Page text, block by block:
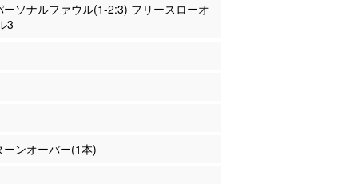
ーソナルファウル(1-2:3) フリースローオ
3
ンオーバー(1本)